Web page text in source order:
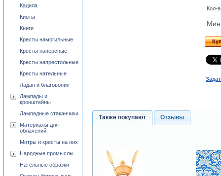
Кол-
Также покупают Отзывы
Кадила
Киоты
Книги
Кресты намогильные
Кресты наперсные
Кресты напрестольные
Кресты нательные
Ладан и благовония
Лампады и
кронштейны
Лампадные стаканчики
Материалы для
облачений
Митры и кресты на них
Народные промыслы
Нательные образки